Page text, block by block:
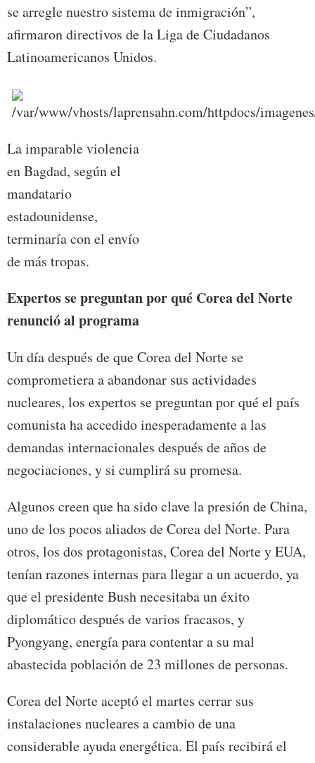
se arregle nuestro sistema de inmigración”,
afirmaron directivos de la Liga de Ciudadanos
Latinoamericanos Unidos.
La imparable violencia
en Bagdad, según el
mandatario
estadounidense,
terminaría con el envío
de más tropas.
Expertos se preguntan por qué Corea del Norte
renunció al programa
Un día después de que Corea del Norte se
comprometiera a abandonar sus actividades
nucleares, los expertos se preguntan por qué el país
comunista ha accedido inesperadamente a las
demandas internacionales después de años de
negociaciones, y si cumplirá su promesa.
Algunos creen que ha sido clave la presión de China,
uno de los pocos aliados de Corea del Norte. Para
otros, los dos protagonistas, Corea del Norte y EUA,
tenían razones internas para llegar a un acuerdo, ya
que el presidente Bush necesitaba un éxito
diplomático después de varios fracasos, y
Pyongyang, energía para contentar a su mal
abastecida población de 23 millones de personas.
Corea del Norte aceptó el martes cerrar sus
instalaciones nucleares a cambio de una
considerable ayuda energética. El país recibirá el